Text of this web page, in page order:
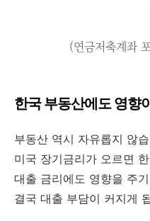
(연금저축계좌
한국 부동산에도 영향
부동산 역시 자유롭지 않
미국 장기금리가 오르면
대출 금리에도 영향을 주
결국 대출 부담이 커지게